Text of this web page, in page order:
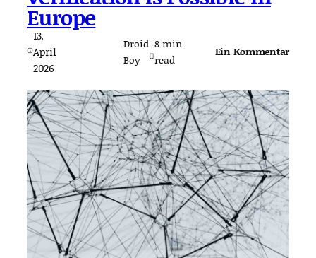
Europe
13.
April
2026
Droid
Boy
8min
read
Ein Kommentar